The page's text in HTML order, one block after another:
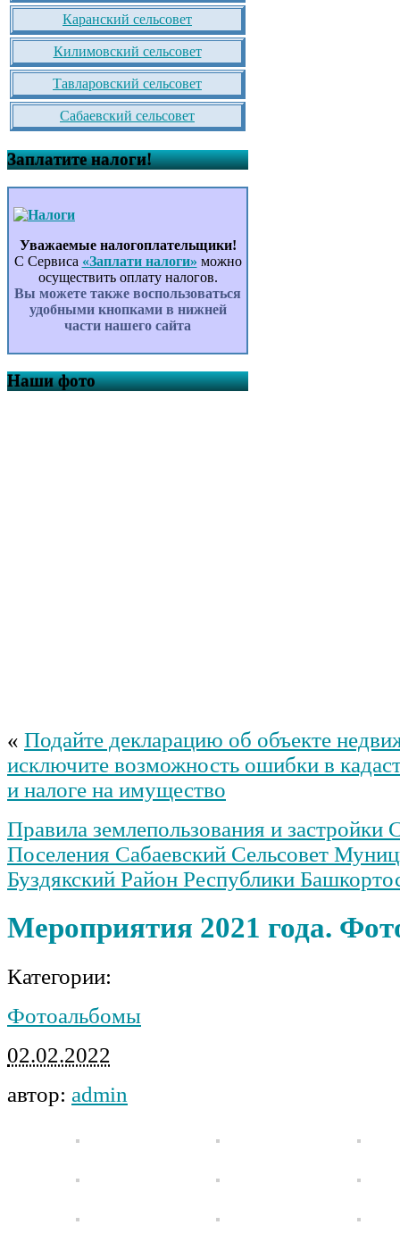
Каранский сельсовет
Килимовский сельсовет
Тавларовский сельсовет
Сабаевский сельсовет
Заплатите налоги!
Уважаемые налогоплательщики!
С Сервиса «Заплати налоги» можно
осуществить оплату налогов.
Вы можете также воспользоваться
удобными кнопками в нижней
части нашего сайта
Наши фото
« Подайте декларацию об объекте
исключите возможность ошибки в
и налоге на имущество
Правила землепользования и застройки
Поселения Сабаевский Сельсовет
Буздякский Район Республики
Мероприятия 2021 года.
Категории:
Фотоальбомы
02.02.2022
автор: admin